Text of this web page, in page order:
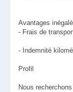
Avantages
- Frais de
- Indemnité
Profil
Nous